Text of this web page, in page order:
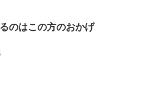
のはこの方のおかげ